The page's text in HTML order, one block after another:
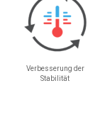
Verbesserung der
Stabilität